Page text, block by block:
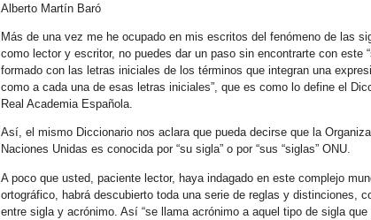
Alberto Martín Baró
Más de una vez me he ocupado en mis escritos del fenómeno de las
como lector y escritor, no puedes dar un paso sin encontrarte con este
formado con las letras iniciales de los términos que integran una
como a cada una de esas letras iniciales”, que es como lo define el
Real Academia Española.
Así, el mismo Diccionario nos aclara que pueda decirse que la
Naciones Unidas es conocida por “su sigla” o por “sus “siglas” ONU.
A poco que usted, paciente lector, haya indagado en este complejo
ortográfico, habrá descubierto toda una serie de reglas y distinciones,
entre sigla y acrónimo. Así “se llama acrónimo a aquel tipo de sigla